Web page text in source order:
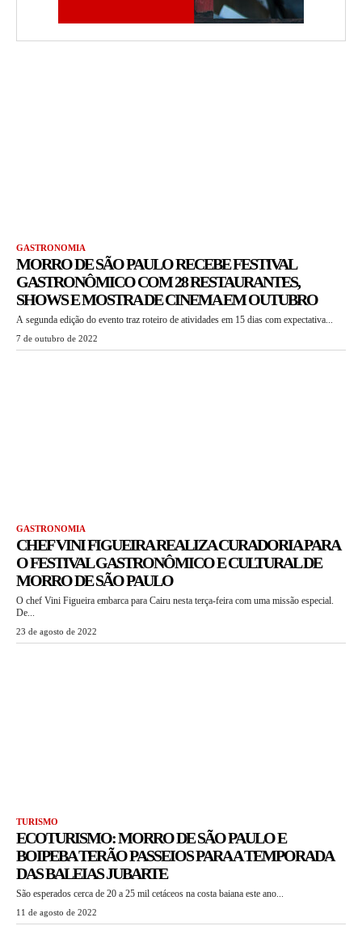
GASTRONOMIA
MORRO DE SÃO PAULO RECEBE FESTIVAL
GASTRONÔMICO COM 28 RESTAURANTES,
SHOWS E MOSTRA DE CINEMA EM OUTUBRO
A segunda edição do evento traz roteiro de atividades em 15 dias com expectativa...
7 de outubro de 2022
GASTRONOMIA
CHEF VINI FIGUEIRA REALIZA CURADORIA PARA
O FESTIVAL GASTRONÔMICO E CULTURAL DE
MORRO DE SÃO PAULO
O chef Vini Figueira embarca para Cairu nesta terça-feira com uma missão especial.
De...
23 de agosto de 2022
TURISMO
ECOTURISMO: MORRO DE SÃO PAULO E
BOIPEBA TERÃO PASSEIOS PARA A TEMPORADA
DAS BALEIAS JUBARTE
São esperados cerca de 20 a 25 mil cetáceos na costa baiana este ano...
11 de agosto de 2022